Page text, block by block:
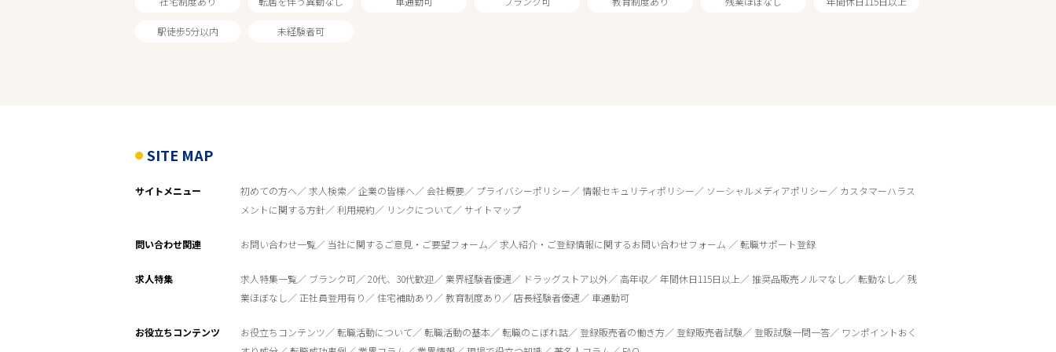
駅徒歩5分以内 未経験者可
SITE MAP
サイトメニュー 初めての方へ 求人検索 企業の皆様へ 会社概要 プライバシーポリシー 情報セキュリティポリシー ソーシャルメディアポリシー
カスタマーハラス
メントに関する方針
利用規約 リンクについて サイトマップ
問い合わせ関連 お問い合わせ一覧 当社に関するご意見・ご要望フォーム 求人紹介・ご登録情報に関するお問い合わせフォーム 転職サポート登録
求人特集 求人特集一覧 ブランク可 20代、30代歓迎 業界経験者優遇 ドラッグストア以外 高年収 年間休日115日以上 推奨品販売ノルマなし 転勤なし
残
業ほぼなし
正社員登用有り 住宅補助あり 教育制度あり 店長経験者優遇 車通勤可
お役立ちコンテンツ お役立ちコンテンツ 転職活動について 転職活動の基本 転職のこぼれ話 登録販売者の働き方 登録販売者試験 登販試験一問一答
ワンポイントおく